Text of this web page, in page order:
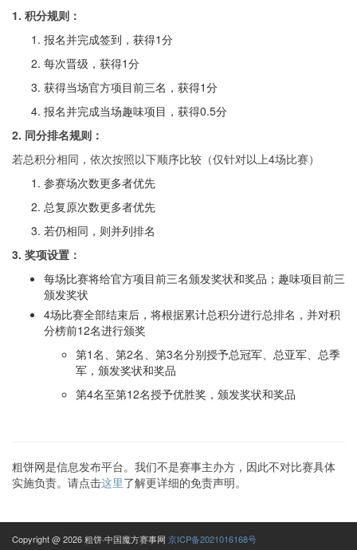
1. 积分规则：
报名并完成签到，获得1分
每次晋级，获得1分
获得当场官方项目前三名，获得1分
报名并完成当场趣味项目，获得0.5分
2. 同分排名规则：
若总积分相同，依次按照以下顺序比较（仅针对以上4场比赛）
参赛场次数更多者优先
总复原次数更多者优先
若仍相同，则并列排名
3. 奖项设置：
每场比赛将给官方项目前三名颁发奖状和奖品；趣味项目前三
颁发奖状
4场比赛全部结束后，将根据累计总积分进行总排名，并对积
分榜前12名进行颁奖
第1名、第2名、第3名分别授予总冠军、总亚军、总季
军，颁发奖状和奖品
第4名至第12名授予优胜奖，颁发奖状和奖品
粗饼网是信息发布平台。我们不是赛事主办方，因此不对比赛具体
实施负责。请点击这里了解更详细的免责声明。
Copyright @ 2026 粗饼·中国魔方赛事网 京ICP备2021016168号